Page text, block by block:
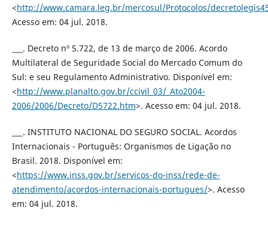
<http://www.camara.leg.br/mercosul/Protocolos/
Acesso em: 04 jul. 2018.
___. Decreto nº 5.722, de 13 de março de 2006. Acordo
Multilateral de Seguridade Social do Mercado Comum do
Sul: e seu Regulamento Administrativo. Disponível em:
<http://www.planalto.gov.br/ccivil_03/_Ato2004-
2006/2006/Decreto/D5722.htm>. Acesso em: 04 jul. 2018.
___. INSTITUTO NACIONAL DO SEGURO SOCIAL. Acordos
Internacionais - Português: Organismos de Ligação no
Brasil. 2018. Disponível em:
<https://www.inss.gov.br/servicos-do-inss/rede-de-
atendimento/acordos-internacionais-portugues/>. Acesso
em: 04 jul. 2018.